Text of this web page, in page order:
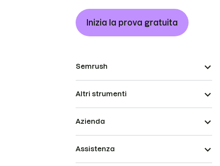
Inizia la prova gratuita
Semrush
Altri strumenti
Azienda
Assistenza